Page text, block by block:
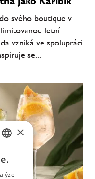
svého boutique v
letní
vzniká ve spolupráci
se...
ENGLISH
×